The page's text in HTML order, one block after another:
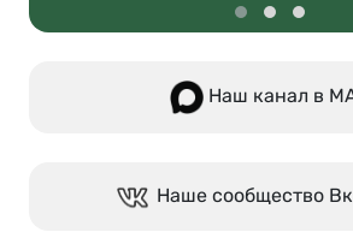
Наш канал в
Наше сообщество